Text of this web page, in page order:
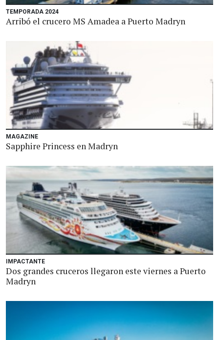
TEMPORADA 2024
Arribó el crucero MS Amadea a Puerto Madryn
MAGAZINE
Sapphire Princess en Madryn
IMPACTANTE
Dos grandes cruceros llegaron este viernes a Puerto
Madryn